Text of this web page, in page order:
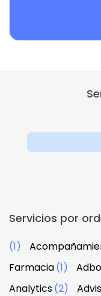
Servicios por
(1)
Farmacia(1)
Analytics(2)